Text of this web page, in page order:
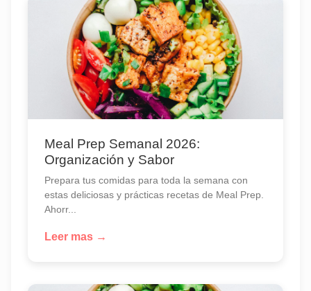
Meal Prep Semanal 2026:
Organización y Sabor
Prepara tus comidas para toda la semana con
estas deliciosas y prácticas recetas de Meal Prep.
Ahorr...
Leer mas →